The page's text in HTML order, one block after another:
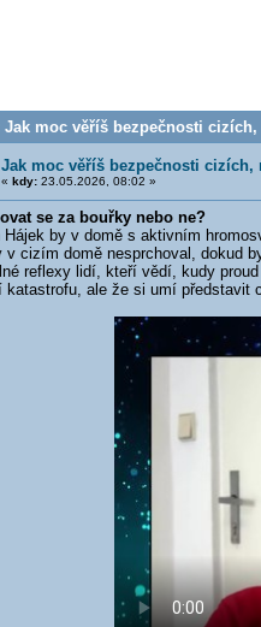
Jak moc věříš bezpečnosti
Jak moc věříš bezpečnosti cizích,
« kdy:23.05.2026, 08:02 »
se za bouřky nebo ne?
by v domě s aktivním
v cizím domě nesprchoval, dokud
reflexy lidí, kteří vědí, kudy
katastrofu, ale že si umí představit